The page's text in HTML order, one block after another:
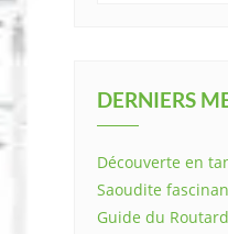
DERNIERS
Découverte en
Saoudite
Guide du